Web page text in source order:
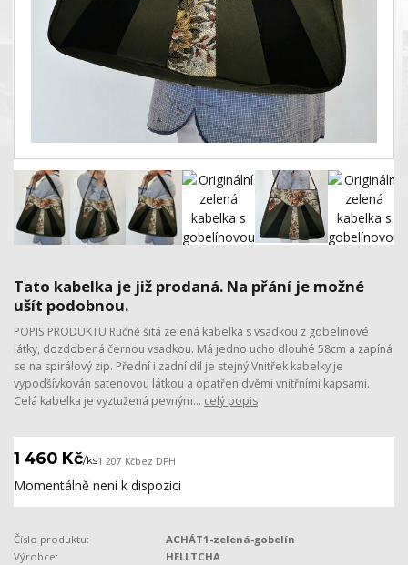
Tato kabelka je již prodaná. Na přání je možné
ušít podobnou.
POPIS PRODUKTU Ručně šitá zelená kabelka s vsadkou z gobelínové
látky, dozdobená černou vsadkou. Má jedno ucho dlouhé 58cm a zapíná
se na spirálový zip. Přední i zadní díl je stejný.Vnitřek kabelky je
vypodšívkován satenovou látkou a opatřen dvěmi vnitřními kapsami.
Celá kabelka je vyztužená pevným... celý popis
1 460 Kč/ks1 207 Kčbez DPH
Momentálně není k dispozici
Číslo produktu:
ACHÁT1-zelená-gobelín
Výrobce:
HELLTCHA